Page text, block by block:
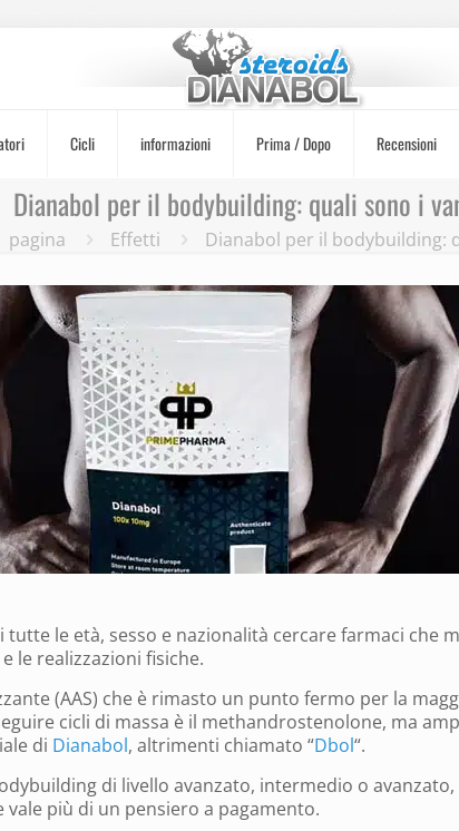
Cicli informazioni Prima / Dopo Recensioni
Dianabol per il bodybuilding: quali sono i
pagina Effetti Dianabol per il bodybuilding:
le età, sesso e nazionalità cercare farmaci che
le realizzazioni fisiche.
(AAS) che è rimasto un punto fermo per la
cicli di massa è il methandrostenolone, ma
di Dianabol, altrimenti chiamato “Dbol“.
di livello avanzato, intermedio o
più di un pensiero a pagamento.